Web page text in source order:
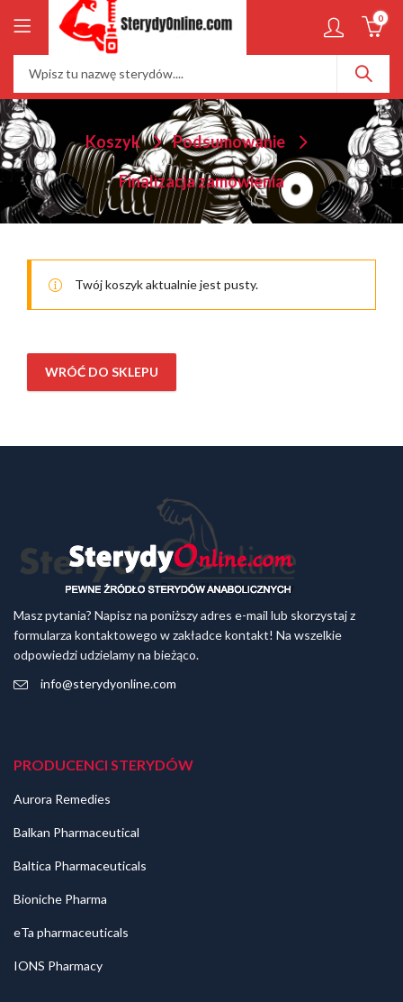
0
Koszyk
Podsumowanie
Finalizacja zamówienia
Twój koszyk aktualnie jest pusty.
WRÓĆ DO SKLEPU
Masz pytania? Napisz na poniższy adres e-mail lub skorzystaj z
formularza kontaktowego w zakładce kontakt! Na wszelkie
odpowiedzi udzielamy na bieżąco.
info@sterydyonline.com
PRODUCENCI STERYDÓW
Aurora Remedies
Balkan Pharmaceutical
Baltica Pharmaceuticals
Bioniche Pharma
eTa pharmaceuticals
IONS Pharmacy